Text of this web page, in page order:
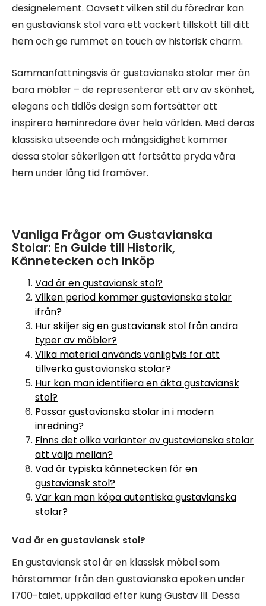
designelement. Oavsett vilken stil du föredrar kan
en gustaviansk stol vara ett vackert tillskott till ditt
hem och ge rummet en touch av historisk charm.
Sammanfattningsvis är gustavianska stolar mer än
bara möbler – de representerar ett arv av skönhet,
elegans och tidlös design som fortsätter att
inspirera heminredare över hela världen. Med deras
klassiska utseende och mångsidighet kommer
dessa stolar säkerligen att fortsätta pryda våra
hem under lång tid framöver.
Vanliga Frågor om Gustavianska
Stolar: En Guide till Historik,
Kännetecken och Inköp
Vad är en gustaviansk stol?
Vilken period kommer gustavianska stolar
ifrån?
Hur skiljer sig en gustaviansk stol från andra
typer av möbler?
Vilka material används vanligtvis för att
tillverka gustavianska stolar?
Hur kan man identifiera en äkta gustaviansk
stol?
Passar gustavianska stolar in i modern
inredning?
Finns det olika varianter av gustavianska stolar
att välja mellan?
Vad är typiska kännetecken för en
gustaviansk stol?
Var kan man köpa autentiska gustavianska
stolar?
Vad är en gustaviansk stol?
En gustaviansk stol är en klassisk möbel som
härstammar från den gustavianska epoken under
1700-talet, uppkallad efter kung Gustav III. Dessa